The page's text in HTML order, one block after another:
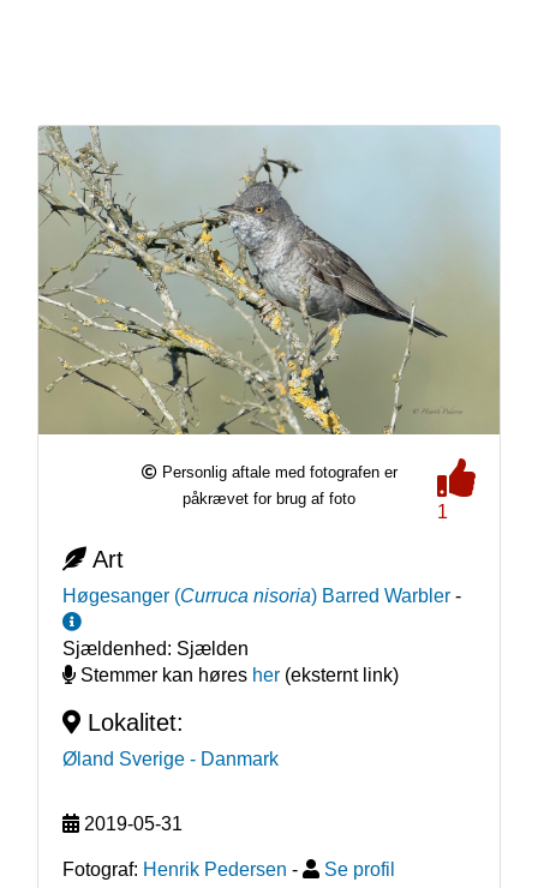
Personlig aftale med fotografen er
påkrævet for brug af foto
1
Art
Høgesanger (Curruca nisoria) Barred Warbler -
Sjældenhed: Sjælden
Stemmer kan høres her(eksternt link)
Lokalitet:
Øland Sverige - Danmark
2019-05-31
Fotograf: Henrik Pedersen - Se profil